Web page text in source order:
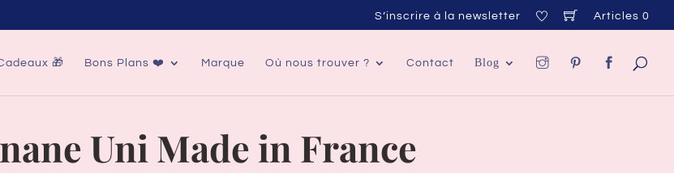
S’inscrire à la newsletter Articles 0
🎁 Bons Plans ❤️ Marque Où nous trouver ? Contact Blog
Uni Made in France